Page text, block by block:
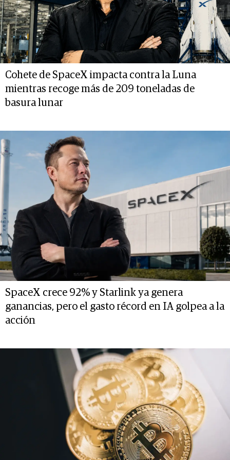
Cohete de SpaceX impacta contra la Luna
mientras recoge más de 209 toneladas de
basura lunar
SpaceX crece 92% y Starlink ya genera
ganancias, pero el gasto récord en IA golpea a la
acción